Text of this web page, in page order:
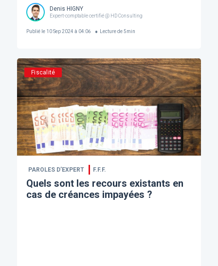
Denis HIGNY
Expert-comptable certifié @ HD Consulting
Publié le10 Sep 2024 à 04:06 Lecture de5min
Fiscalité
PAROLES D’EXPERT F.F.F.
Quels sont les recours existants en
cas de créances impayées ?